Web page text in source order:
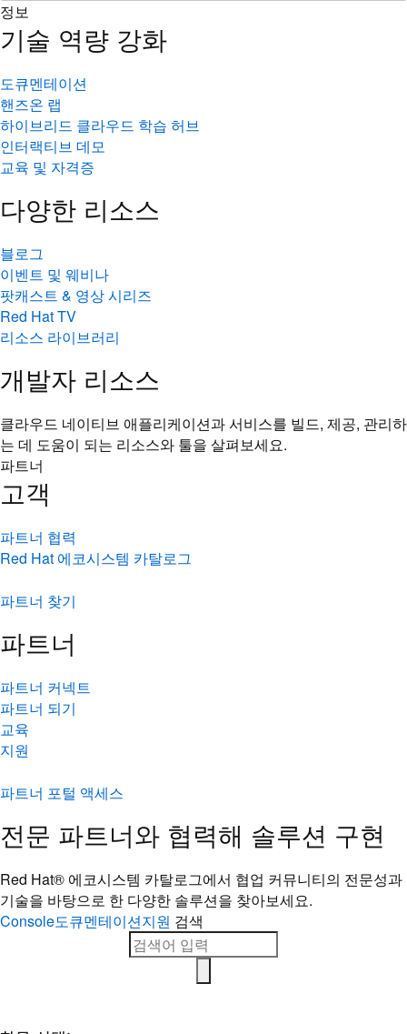
정보
기술 역량 강화
도큐멘테이션
핸즈온 랩
하이브리드 클라우드 학습 허브
인터랙티브 데모
교육 및 자격증
다양한 리소스
블로그
이벤트 및 웨비나
팟캐스트 & 영상 시리즈
Red Hat TV
리소스 라이브러리
개발자 리소스
클라우드 네이티브 애플리케이션과 서비스를 빌드, 제공, 관리하
는 데 도움이 되는 리소스와 툴을 살펴보세요.
파트너
고객
파트너 협력
Red Hat 에코시스템 카탈로그
파트너 찾기
파트너
파트너 커넥트
파트너 되기
교육
지원
파트너 포털 액세스
전문 파트너와 협력해 솔루션 구현
Red Hat® 에코시스템 카탈로그에서 협업 커뮤니티의 전문성과
기술을 바탕으로 한 다양한 솔루션을 찾아보세요.
Console도큐멘테이션지원 검색